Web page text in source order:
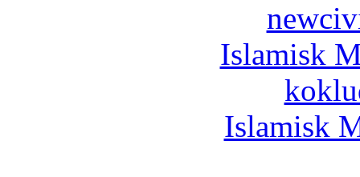
Islamisk
Islamisk